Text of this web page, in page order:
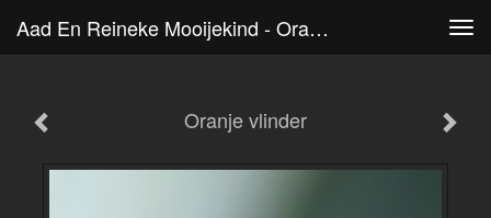
Aad En Reineke Mooijekind - Oranje Vlinder
Oranje vlinder